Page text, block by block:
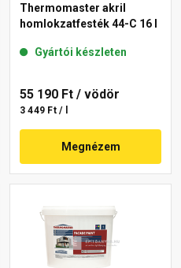
Thermomaster akril
homlokzatfesték 44-C 16 l
Gyártói készleten
55 190 Ft / vödör
3 449 Ft / l
Megnézem